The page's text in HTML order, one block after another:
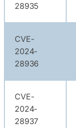
28935
CVE-
2024-
28936
CVE-
2024-
28937